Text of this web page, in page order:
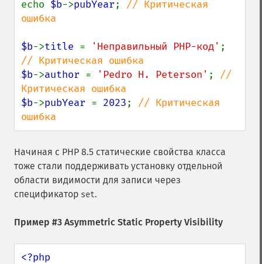
echo $b->pubYear; // Критическая
ошибка
$b->title = 'Неправильный PHP-код'
$b->author = 'Pedro H. Peterson' ; //
$b->pubYear = 2023; // Критическая
ошибка
Начиная с PHP 8.5 статические свойства класса
тоже стали поддерживать установку отдельной
области видимости для записи через
спецификатор set.
Пример #3 Asymmetric Static Property Visibility
<?php